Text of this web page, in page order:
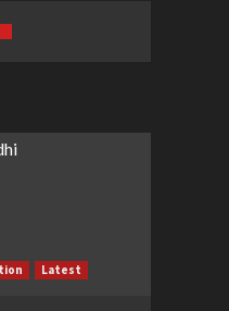
Latest